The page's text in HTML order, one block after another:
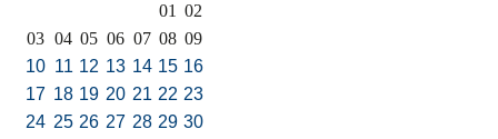
01 02
03 04 05 06 07 08 09
10 11 12 13 14 15 16
17 18 19 20 21 22 23
24 25 26 27 28 29 30